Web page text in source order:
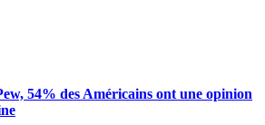
54% des Américains ont une opinion